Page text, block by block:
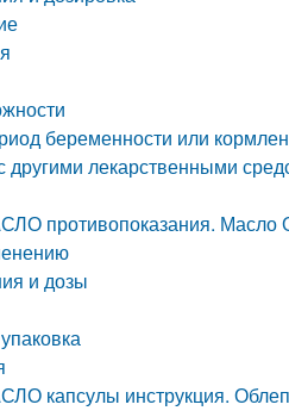
беременности или
другими лекарственными
противопоказания. Масло
и дозы
капсулы инструкция.